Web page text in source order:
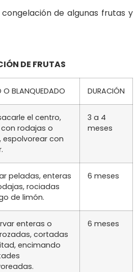
de algunas frutas y
DE FRUTAS
O BLANQUEDADO DURACIÓN
el centro,
rodajas o
espolvorear con
3 a 4
meses
peladas, enteras
rociadas
de limón.
6 meses
enteras o
cortadas
encimando
6 meses